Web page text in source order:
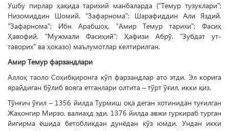
Ушбу пирлар ҳақида тарихий манбаларда ("Темур тузуклари";
Низомиддин Шомий. "Зафарнома"; Шарафиддин Али Яздий.
"Зафарнома"; Ибн Арабшоҳ. "Амир Темур тарихи"; Фасиҳ
Ҳавофий. "Мужмали Фасиҳий"; Ҳафизи Абрў. "Зубдат ут-
таворих" ва ҳоказо) маълумотлар келтирилган.
Амир Темур фарзандлари
Аллоҳ таоло Соҳибқиронга кўп фарзандлар ато этди. Эл корига
ярайдиган бўлиб вояга етганлари олтита – тўрт ўғил, икки қиз.
Тўнғич ўғил – 1356 йилда Турмиш оқа деган хотинидан туғилган
Жаҳонгир Мирзо, валиаҳд эди, 1376 йилда авжи гуркираб турган
йигирма ёшида бетобликдан дунёдан кўз юмди. Ундан икки